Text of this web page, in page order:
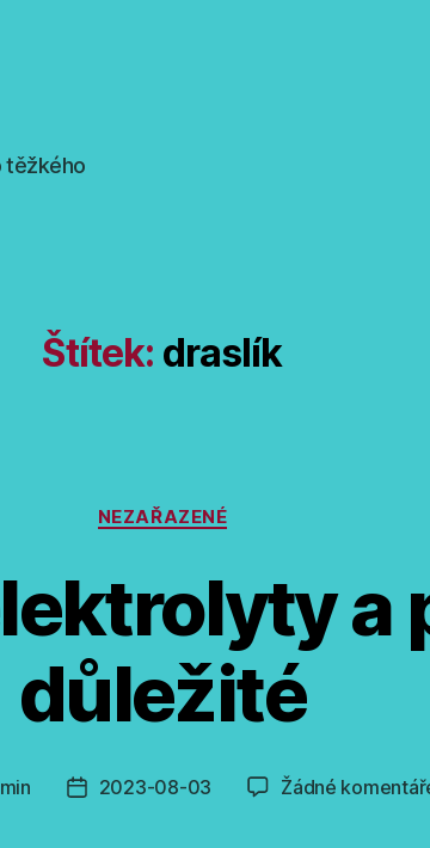
těžkého
Štítek: draslík
Rubriky
NEZAŘAZENÉ
a
důležité
Datum
2023-08-03 Žádné